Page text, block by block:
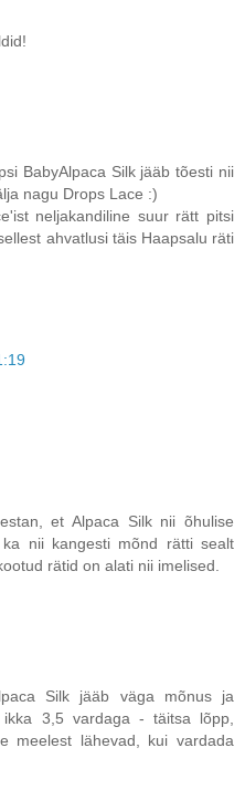
BabyAlpaca Silk jääb tõesti nii
nagu Drops Lace :)
neljakandiline suur rätt pitsi
ahvatlusi täis Haapsalu räti
et Alpaca Silk nii õhulise
nii kangesti mõnd rätti sealt
rätid on alati nii imelised.
Silk jääb väga mõnus ja
3,5 vardaga - täitsa lõpp,
meelest lähevad, kui vardada